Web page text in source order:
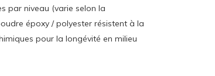
par niveau (varie selon la
époxy / polyester résistent à la
pour la longévité en milieu